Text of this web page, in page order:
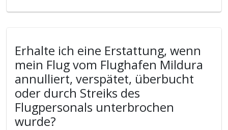
Erhalte ich eine Erstattung, wenn
mein Flug vom Flughafen Mildura
annulliert, verspätet, überbucht
oder durch Streiks des
Flugpersonals unterbrochen
wurde?